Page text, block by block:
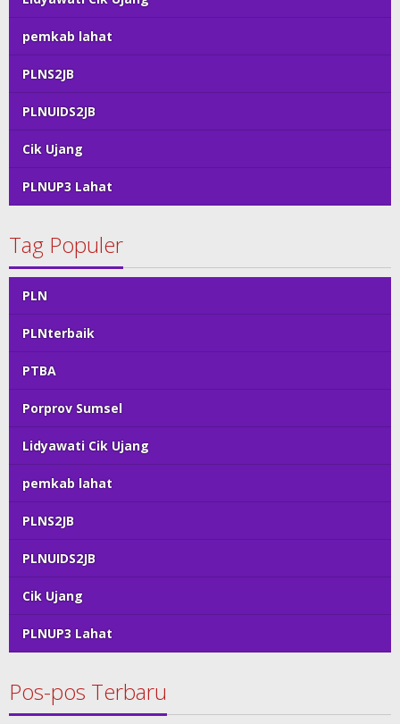
pemkab lahat
PLNS2JB
PLNUIDS2JB
Cik Ujang
PLNUP3 Lahat
Tag Populer
PLN
PLNterbaik
PTBA
Porprov Sumsel
Lidyawati Cik Ujang
pemkab lahat
PLNS2JB
PLNUIDS2JB
Cik Ujang
PLNUP3 Lahat
Pos-pos Terbaru